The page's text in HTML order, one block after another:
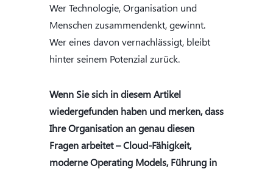
Wer Technologie, Organisation und
Menschen zusammendenkt, gewinnt.
Wer eines davon vernachlässigt, bleibt
hinter seinem Potenzial zurück.
Wenn Sie sich in diesem Artikel
wiedergefunden haben und merken, dass
Ihre Organisation an genau diesen
Fragen arbeitet – Cloud-Fähigkeit,
moderne Operating Models, Führung in